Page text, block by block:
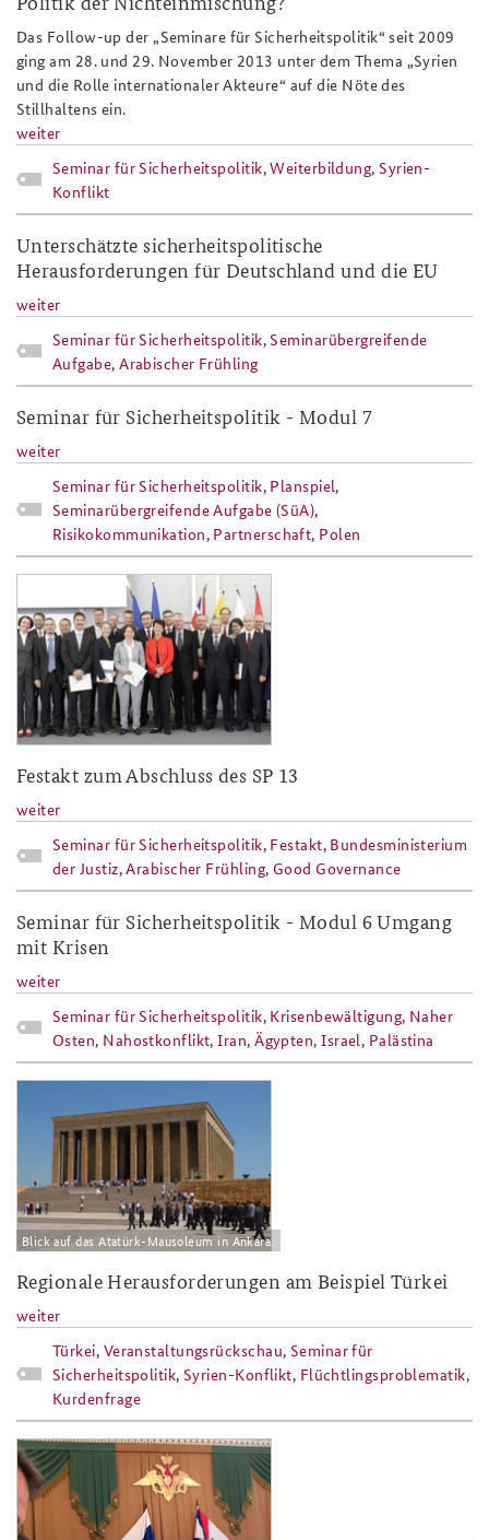
Anfahrt
Freundeskreis
Deutsches Forum Sicherheitspolitik
Arbeitskreis "Junge Sicherheitspolitiker"
Das Sicherheitspolitische Gespräch an der BAKS
Studierendenkonferenz Sicherheitspolitik gestalten
Newsletter-Archiv
Das Follow-up der „Seminare für Sicherheitspolitik“ seit 2009
ging am 28. und 29. November 2013 unter dem Thema „Syrien
und die Rolle internationaler Akteure“ auf die Nöte des
Stillhaltens ein.
weiter
Seminar für Sicherheitspolitik,Weiterbildung, Syrien-
Konflikt
Unterschätzte sicherheitspolitische
Herausforderungen für Deutschland und die EU
weiter
Seminar für Sicherheitspolitik, Seminarübergreifende
Aufgabe,Arabischer Frühling
Seminar für Sicherheitspolitik - Modul 7
weiter
Seminar für Sicherheitspolitik, Planspiel,
Seminarübergreifende Aufgabe (SüA),
Risikokommunikation, Partnerschaft, Polen
gruppenbild_festakt_sp_13.jpg
Festakt zum Abschluss des SP 13
weiter
Seminar für Sicherheitspolitik, Festakt, Bundesministerium
der Justiz,Arabischer Frühling, Good Governance
Seminar für Sicherheitspolitik - Modul 6 Umgang
mit Krisen
weiter
Seminar für Sicherheitspolitik, Krisenbewältigung, Naher
Osten, Nahostkonflikt,Iran,Ägypten,Israel, Palästina
Blick auf das Atatürk-Mausoleum in Ankara.
Regionale Herausforderungen am Beispiel Türkei
weiter
Türkei, Veranstaltungsrückschau, Seminar für
Sicherheitspolitik, Syrien-Konflikt, Flüchtlingsproblematik,
Kurdenfrage